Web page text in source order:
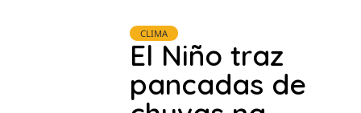
CLIMA
El Niño traz
pancadas de